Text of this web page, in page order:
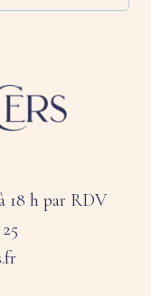
18 h par RDV